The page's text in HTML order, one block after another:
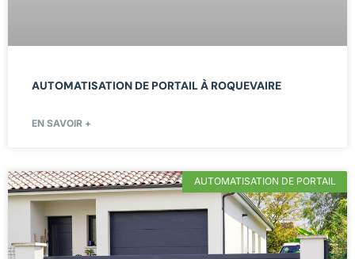
AUTOMATISATION DE PORTAIL À ROQUEVAIRE
EN SAVOIR +
AUTOMATISATION DE PORTAIL